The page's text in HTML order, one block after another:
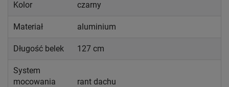
Kolor czarny
Materiał aluminium
Długość belek 127 cm
System
mocowania
rant dachu